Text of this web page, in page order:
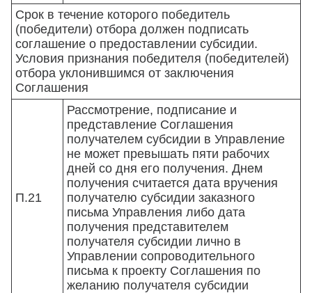
Срок в течение которого победитель
(победители) отбора должен подписать
соглашение о предоставлении субсидии.
Условия признания победителя (победителей)
отбора уклонившимся от заключения
Соглашения
П.21
Рассмотрение, подписание и
представление Соглашения
получателем субсидии в Управление
не может превышать пяти рабочих
дней со дня его получения. Днем
получения считается дата вручения
получателю субсидии заказного
письма Управления либо дата
получения представителем
получателя субсидии лично в
Управлении сопроводительного
письма к проекту Соглашения по
желанию получателя субсидии